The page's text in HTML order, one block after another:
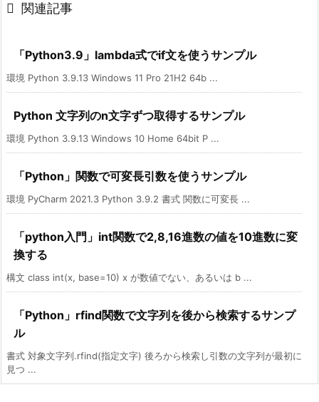
 関連記事
「Python3.9」lambda式でif文を使うサンプル
環境 Python 3.9.13 Windows 11 Pro 21H2 64b ...
Python 文字列のn文字ずつ取得するサンプル
環境 Python 3.9.13 Windows 10 Home 64bit P ...
「Python」関数で可変長引数を使うサンプル
環境 PyCharm 2021.3 Python 3.9.2 書式 関数に可変長 ...
「python入門」int関数で2,8,16進数の値を10進数に変
換する
構文 class int(x, base=10) x が数値でない、あるいは b ...
「Python」rfind関数で文字列を後から検索するサンプ
ル
書式 対象文字列.rfind(指定文字) 後ろから検索し引数の文字列が最初に
見つ ...